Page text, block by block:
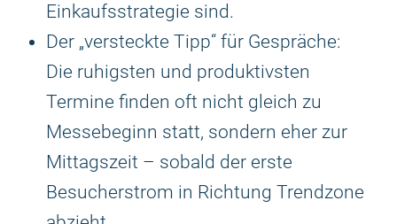
Einkaufsstrategie sind.
Der „versteckte Tipp“ für Gespräche:
Die ruhigsten und produktivsten
Termine finden oft nicht gleich zu
Messebeginn statt, sondern eher zur
Mittagszeit – sobald der erste
Besucherstrom in Richtung Trendzone